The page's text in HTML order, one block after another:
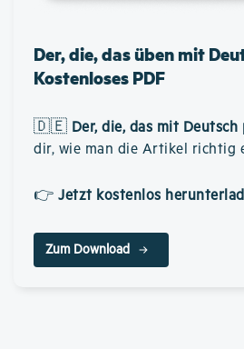
Der, die, das üben mit
Kostenloses PDF
🇩🇪 Der, die, das mit
dir, wie man die Artikel richtig
👉 Jetzt kostenlos
Zum Download